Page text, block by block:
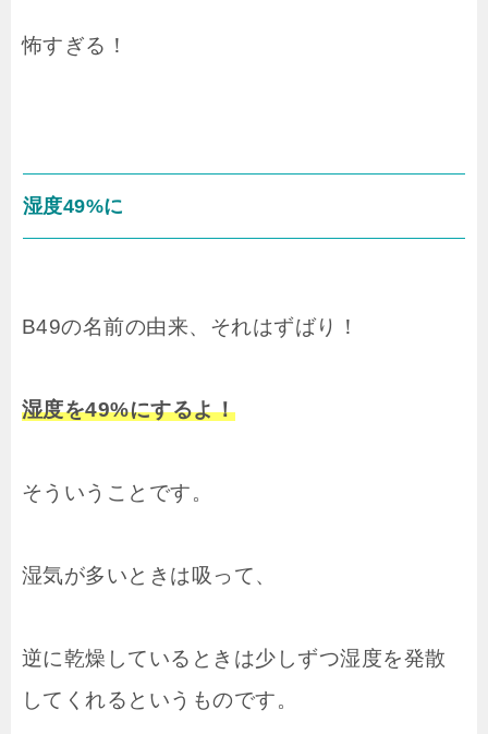
怖すぎる！
湿度49%に
B49の名前の由来、それはずばり！
湿度を49%にするよ！
そういうことです。
湿気が多いときは吸って、
逆に乾燥しているときは少しずつ湿度を発散
してくれるというものです。